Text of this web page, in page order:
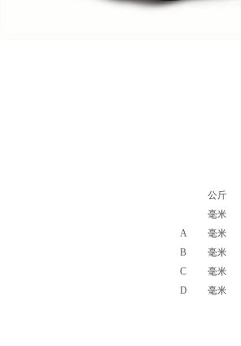
公斤
毫米
A 毫米
B 毫米
C 毫米
D 毫米